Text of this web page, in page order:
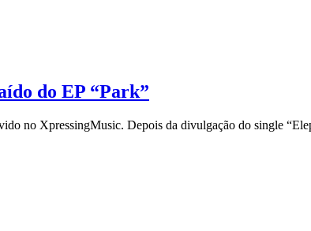
do EP “Park”
no XpressingMusic. Depois da divulgação do single